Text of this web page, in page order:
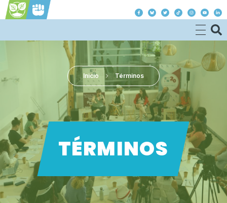
Inicio Términos
TÉRMINOS